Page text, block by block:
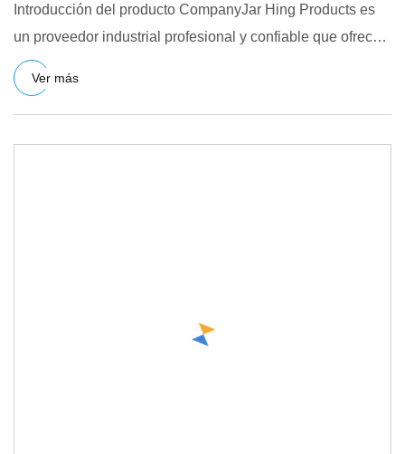
Introducción del producto CompanyJar Hing Products es
un proveedor industrial profesional y confiable que ofrece
piezas
Ver más